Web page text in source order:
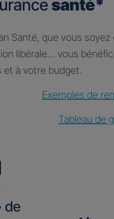
santé*
Santé, que vous
libérale… vous
et à votre budget.
Exemples de
Tableau de
de